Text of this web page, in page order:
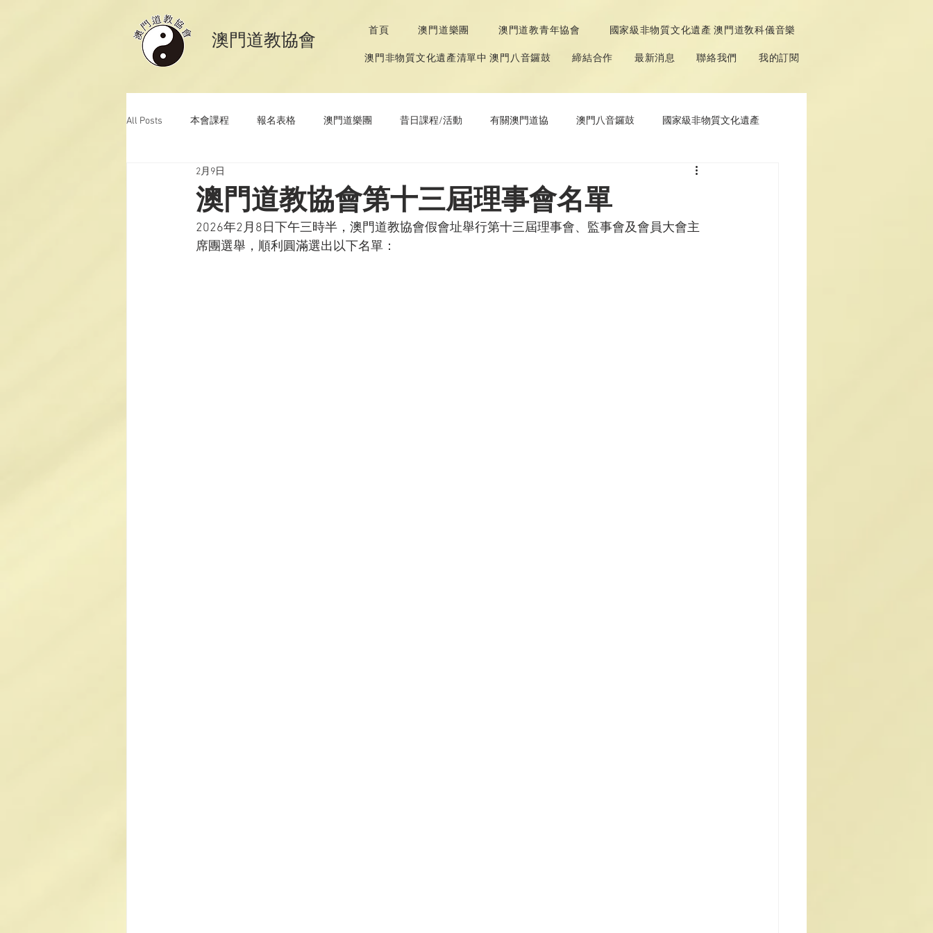
​澳門道教協會 首頁 澳門道樂團 澳門道教青年協會 國家級非物質文化遺產 澳門道敎科儀音樂
澳門非物質文化遺產清單中 澳門八音鑼鼓 締結合作 最新消息 聯絡我們 我的訂閱
All Posts 本會課程 報名表格 澳門道樂團 昔日課程/活動 有關澳門道協 澳門八音鑼鼓 國家級非物質文化遺產
澳門道教科儀音樂
澳門道教協會第十三屆理事會名單
2月9日
2026年2月8日下午三時半，澳門道教協會假會址舉行第十三屆理事會、監事會及會員大會主
席團選舉，順利圓滿選出以下名單：